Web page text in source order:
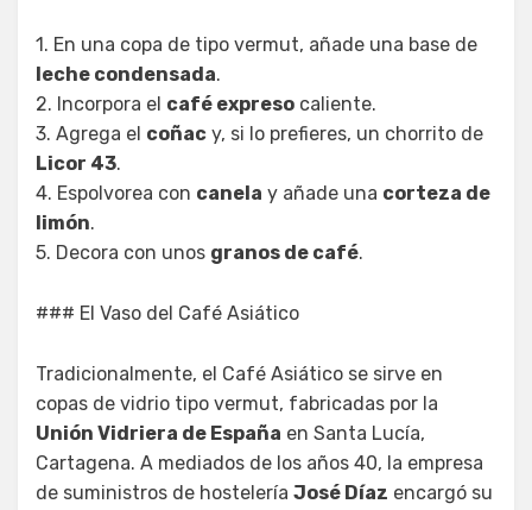
1. En una copa de tipo vermut, añade una base de
leche condensada.
2. Incorpora el café expreso caliente.
3. Agrega el coñac y, si lo prefieres, un chorrito de
Licor 43.
4. Espolvorea con canela y añade una corteza de
limón.
5. Decora con unos granos de café.
### El Vaso del Café Asiático
Tradicionalmente, el Café Asiático se sirve en
copas de vidrio tipo vermut, fabricadas por la
Unión Vidriera de España en Santa Lucía,
Cartagena. A mediados de los años 40, la empresa
de suministros de hostelería José Díaz encargó su